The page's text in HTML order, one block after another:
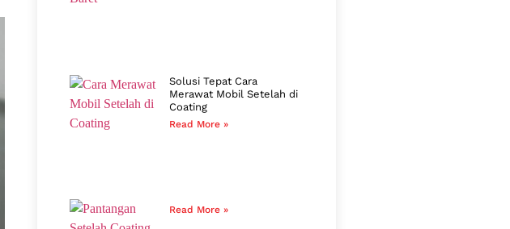
Solusi Tepat Cara
Merawat Mobil Setelah di
Coating
Read More »
Read More »